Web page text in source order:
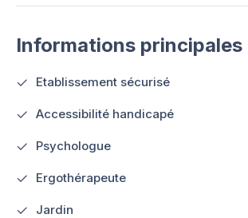
Informations principales
Etablissement sécurisé
Accessibilité handicapé
Psychologue
Ergothérapeute
Jardin